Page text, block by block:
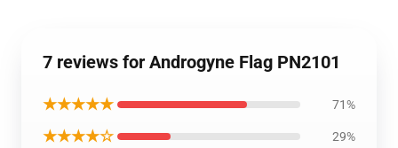
7 reviews for Androgyne Flag PN2101
★★★★★ 71%
★★★★☆ 29%